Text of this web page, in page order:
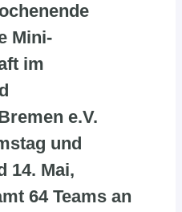
Mini-
im
e.V.
und
14. Mai,
64 Teams an